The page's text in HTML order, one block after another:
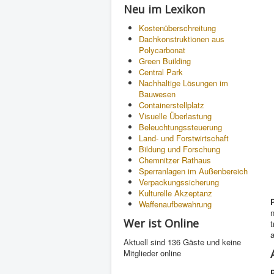
Neu im Lexikon
Kostenüberschreitung
Dachkonstruktionen aus
Polycarbonat
Green Building
Central Park
Nachhaltige Lösungen im
Bauwesen
Containerstellplatz
Visuelle Überlastung
Beleuchtungssteuerung
Land- und Forstwirtschaft
Bildung und Forschung
Chemnitzer Rathaus
Sperranlagen im Außenbereich
Verpackungssicherung
Kulturelle Akzeptanz
Waffenaufbewahrung
Wer ist Online
Aktuell sind 136 Gäste und keine
Mitglieder online